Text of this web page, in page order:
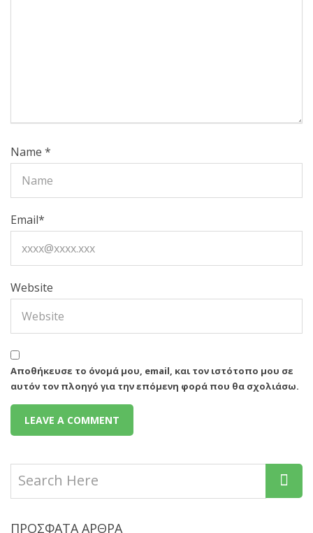
Name *
Email*
Website
Αποθήκευσε το όνομά μου, email, και τον ιστότοπο μου σε
αυτόν τον πλοηγό για την επόμενη φορά που θα σχολιάσω.
ΠΡΌΣΦΑΤΑ ΆΡΘΡΑ